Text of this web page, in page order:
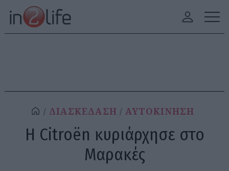
ΔΙΑΣΚΕΔΑΣΗ ΑΥΤΟΚΙΝΗΣΗ
Η Citroën κυριάρχησε στο
Μαρακές